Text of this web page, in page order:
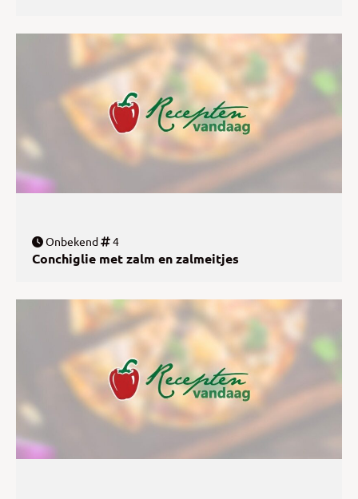
Onbekend 4
Conchiglie met zalm en zalmeitjes